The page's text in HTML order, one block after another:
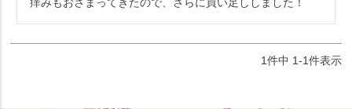
1件中 1-1件表示